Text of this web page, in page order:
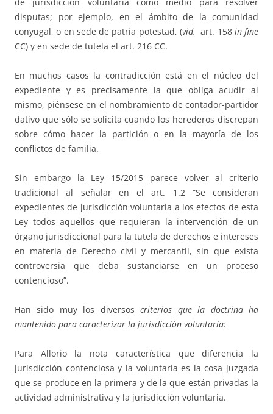
disputas; por ejemplo, en el ámbito de la comunidad
conyugal, o en sede de patria potestad, (vid. art. 158 in fine
CC) y en sede de tutela el art. 216 CC.
En muchos casos la contradicción está en el núcleo del
expediente y es precisamente la que obliga acudir al
mismo, piénsese en el nombramiento de contador-partidor
dativo que sólo se solicita cuando los herederos discrepan
sobre cómo hacer la partición o en la mayoría de los
conflictos de familia.
Sin embargo la Ley 15/2015 parece volver al criterio
tradicional al señalar en el art. 1.2 “Se consideran
expedientes de jurisdicción voluntaria a los efectos de esta
Ley todos aquellos que requieran la intervención de un
órgano jurisdiccional para la tutela de derechos e intereses
en materia de Derecho civil y mercantil, sin que exista
controversia que deba sustanciarse en un proceso
contencioso”.
Han sido muy los diversoscriterios que la doctrina ha
mantenido para caracterizar la jurisdicción voluntaria:
Para Allorio la nota característica que diferencia la
jurisdicción contenciosa y la voluntaria es la cosa juzgada
que se produce en la primera y de la que están privadas la
actividad administrativa y la jurisdicción voluntaria.